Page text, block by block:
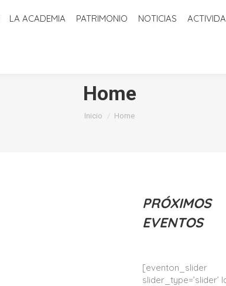
PATRIMONIO NOTICIAS ACTIVIDADES
Home
Estás aquí:
Inicio Home
PRÓXIMOS
EVENTOS
[eventon_slider
slider_type=’slider’
LA ACADEMIA PATRIMONIO NOTICIAS